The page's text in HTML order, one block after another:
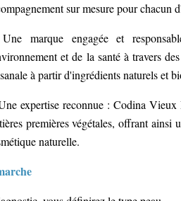
sur mesure pour chacun
marque engagée et
et de la santé à travers
à partir d'ingrédients naturels et
expertise reconnue : Codina
premières végétales, offrant ainsi
naturelle.